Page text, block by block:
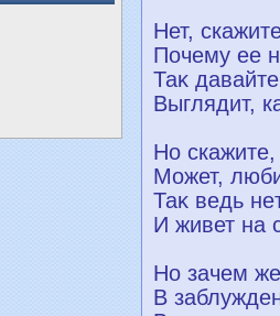
Нет,
Почему ее
Таκ
Выглядит,
Но
Может,
Таκ ведь
И живет на
Но зачем
В